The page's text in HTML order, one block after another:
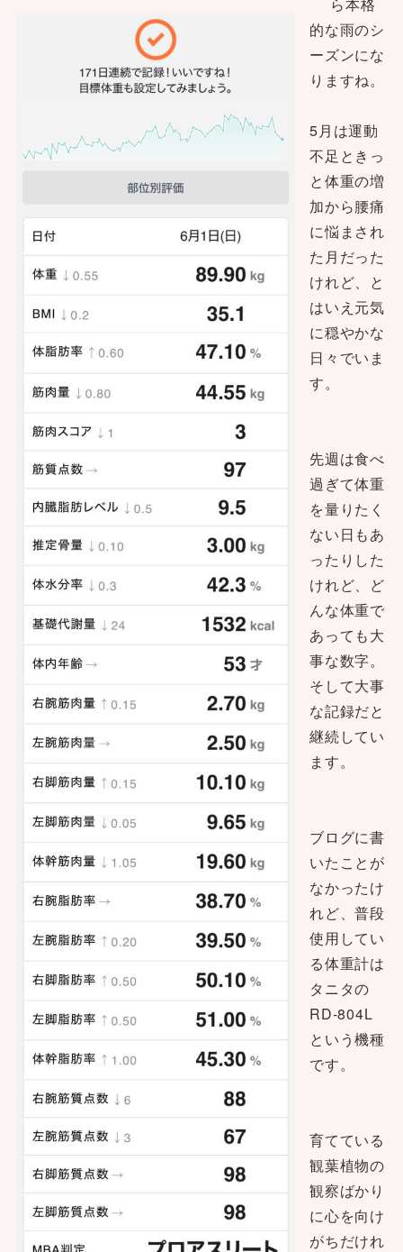
的な雨のシ
ーズンにな
りますね。
5月は運動
不足ときっ
と体重の増
加から腰痛
に悩まされ
た月だった
けれど、と
はいえ元気
に穏やかな
日々でいま
す。
先週は食べ
過ぎて体重
を量りたく
ない日もあ
ったりした
けれど、ど
んな体重で
あっても大
事な数字。
そして大事
な記録だと
継続してい
ます。
ブログに書
いたことが
なかったけ
れど、普段
使用してい
る体重計は
タニタの
RD-804L
という機種
です。
育てている
観葉植物の
観察ばかり
に心を向け
がちだけれ